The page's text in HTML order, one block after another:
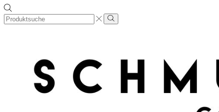
Search
input